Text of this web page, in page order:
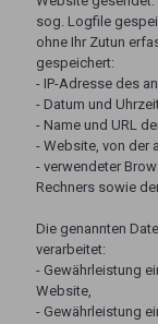
sog. Logfile
ohne Ihr Zutun
gespeichert:
- IP-Adresse des
- Datum und
- Name und URL
- Website, von der
- verwendeter
Rechners sowie
Die genannten
verarbeitet:
- Gewährleistung
Website,
- Gewährleistung